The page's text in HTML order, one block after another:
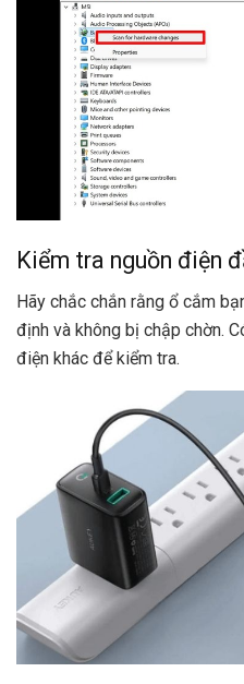
Kiểm tra nguồn điện
Hãy chắc chắn rằng ổ cắm
định và không bị chập chờn.
điện khác để kiểm tra.